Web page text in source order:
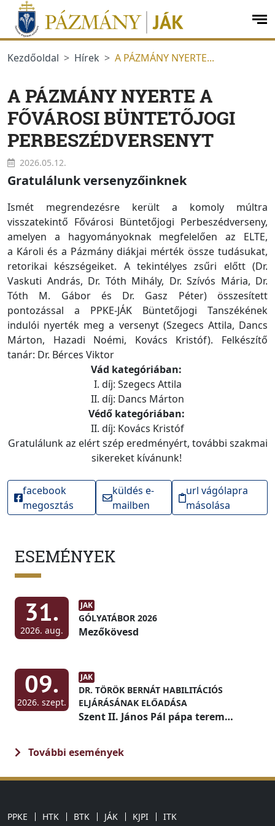
Ugrás a menüre
Ugrás a tartalomra
Kezdőoldal
Hírek A PÁZMÁNY NYERTE...
A PÁZMÁNY NYERTE A
FŐVÁROSI BÜNTETŐJOGI
PERBESZÉDVERSENYT
2026.05.12.
Gratulálunk versenyzőinknek
Ismét megrendezésre került a komoly múltra
visszatekintő Fővárosi Büntetőjogi Perbeszédverseny,
amelyen a hagyományoknak megfelelően az ELTE,
a Károli és a Pázmány diákjai mérték össze tudásukat,
retorikai készségeiket. A tekintélyes zsűri előtt (Dr.
Vaskuti András, Dr. Tóth Mihály, Dr. Szívós Mária, Dr.
Tóth M. Gábor és Dr. Gasz Péter) összesített
pontozással a PPKE-JÁK Büntetőjogi Tanszékének
indulói nyerték meg a versenyt (Szegecs Attila, Dancs
Márton, Hazadi Noémi, Kovács
Kristóf). Felkészítő
tanár: Dr. Bérces Viktor
Vád kategóriában:
I. díj: Szegecs Attila
II. díj: Dancs Márton
Védő kategóriában:
II. díj: Kovács Kristóf
Gratulálunk az elért szép eredményért, további szakmai
sikereket kívánunk!
facebook
megosztás
küldés e-
mailben
url vágólapra
másolása
ESEMÉNYEK
31.
2026. aug.
JAK
GÓLYATÁBOR 2026
Mezőkövesd
09.
2026. szept.
JAK
DR. TÖRÖK BERNÁT HABILITÁCIÓS
ELJÁRÁSÁNAK ELŐADÁSA
Szent II. János Pál pápa terem
További események
PPKE HTK BTK JÁK KJPI ITK